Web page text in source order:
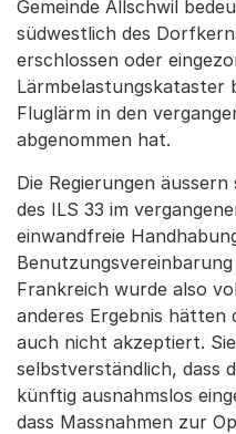
Gemeinde Allschwil
südwestlich des
erschlossen oder
Lärmbelastungskataster
Fluglärm in den
abgenommen hat.
Die Regierungen
des ILS 33 im
einwandfreie
Frankreich wurde also
anderes Ergebnis hätten
auch nicht akzeptiert.
selbstverständlich, dass
künftig ausnahmslos
dass Massnahmen zur